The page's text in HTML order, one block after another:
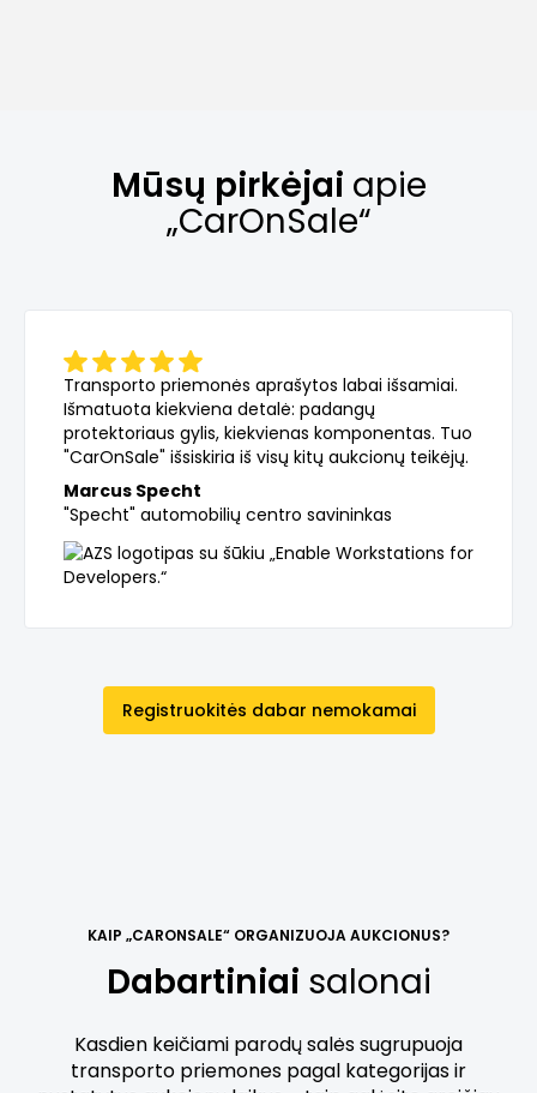
Mūsų pirkėjai apie
„CarOnSale“
Transporto priemonės aprašytos labai išsamiai.
Išmatuota kiekviena detalė: padangų
protektoriaus gylis, kiekvienas komponentas. Tuo
"CarOnSale" išsiskiria iš visų kitų aukcionų teikėjų.
Marcus Specht
"Specht" automobilių centro savininkas
Registruokitės dabar nemokamai
KAIP „CARONSALE“ ORGANIZUOJA AUKCIONUS?
Dabartiniai salonai
Kasdien keičiami parodų salės sugrupuoja
transporto priemones pagal kategorijas ir